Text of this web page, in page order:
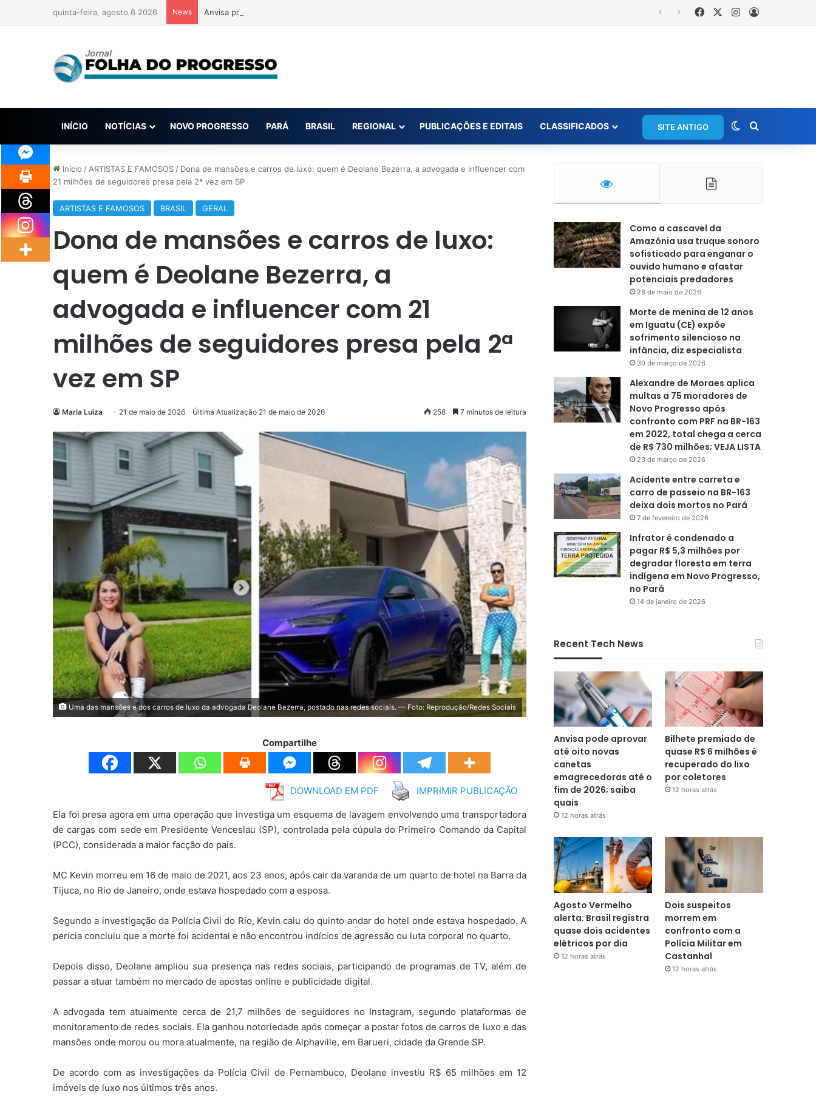
quinta-feira, agosto 6 2026 News Anvisa pode aprovar até oito novas canetas emagrecedoras até o fim de 2026; saiba quais FacebookInstagram
INÍCIO NOTÍCIAS NOVO PROGRESSO PARÁ BRASIL REGIONAL PUBLICAÇÕES E EDITAIS CLASSIFICADOS SITE ANTIGO Switch skin
Início / ARTISTAS E FAMOSOS / Dona de mansões e carros de luxo: quem é Deolane Bezerra, a advogada e influencer com
21 milhões de seguidores presa pela 2ª vez em SP
ARTISTAS E FAMOSOS BRASIL GERAL
Dona de mansões e carros de luxo:
quem é Deolane Bezerra, a
advogada e influencer com 21
milhões de seguidores presa pela 2ª
vez em SP
Maria Luiza 21 de maio de 2026 Última Atualização 21 de maio de 2026 258 7 minutos de leitura
Uma das mansões e dos carros de luxo da advogada Deolane Bezerra, postado nas redes sociais. — Foto: Reprodução/Redes Sociais
Compartilhe
DOWNLOAD EM PDF IMPRIMIR PUBLICAÇÃO
Ela foi presa agora em uma operação que investiga um esquema de lavagem envolvendo uma transportadora
de cargas com sede em Presidente Venceslau (SP), controlada pela cúpula do Primeiro Comando da Capital
(PCC), considerada a maior facção do país.
MC Kevin morreu em 16 de maio de 2021, aos 23 anos, após cair da varanda de um quarto de hotel na Barra da
Tijuca, no Rio de Janeiro, onde estava hospedado com a esposa.
Segundo a investigação da Polícia Civil do Rio, Kevin caiu do quinto andar do hotel onde estava hospedado. A
perícia concluiu que a morte foi acidental e não encontrou indícios de agressão ou luta corporal no quarto.
Depois disso, Deolane ampliou sua presença nas redes sociais, participando de programas de TV, além de
passar a atuar também no mercado de apostas online e publicidade digital.
A advogada tem atualmente cerca de 21,7 milhões de seguidores no Instagram, segundo plataformas de
monitoramento de redes sociais. Ela ganhou notoriedade após começar a postar fotos de carros de luxo e das
mansões onde morou ou mora atualmente, na região de Alphaville, em Barueri, cidade da Grande SP.
De acordo com as investigações da Polícia Civil de Pernambuco, Deolane investiu R$ 65 milhões em 12
imóveis de luxo nos últimos três anos.
Como a cascavel da
Amazônia usa truque sonoro
sofisticado para enganar o
ouvido humano e afastar
potenciais predadores
28 de maio de 2026
Morte de menina de 12 anos
em Iguatu (CE) expõe
sofrimento silencioso na
infância, diz especialista
30 de março de 2026
Alexandre de Moraes aplica
multas a 75 moradores de
Novo Progresso após
confronto com PRF na BR-163
em 2022, total chega a cerca
de R$ 730 milhões; VEJA LISTA
23 de março de 2026
Acidente entre carreta e
carro de passeio na BR-163
deixa dois mortos no Pará
7 de fevereiro de 2026
Infrator é condenado a
pagar R$ 5,3 milhões por
degradar floresta em terra
indígena em Novo Progresso,
no Pará
14 de janeiro de 2026
Recent Tech News
Anvisa pode aprovar
até oito novas
canetas
emagrecedoras até o
fim de 2026; saiba
quais
12 horas atrás
Bilhete premiado de
quase R$ 6 milhões é
recuperado do lixo
por coletores
12 horas atrás
Agosto Vermelho
alerta: Brasil registra
quase dois acidentes
elétricos por dia
12 horas atrás
Dois suspeitos
morrem em
confronto com a
Polícia Militar em
Castanhal
12 horas atrás